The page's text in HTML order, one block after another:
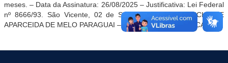
meses. – Data da Assinatura: 26/08/2025 – Justificativa: Lei Federal
nº 8666/93. São Vicente, 02 de Setembro de 2025.
MICHELLE
APARCEIDA DE MELO PARAGUAI – SECRETARIA DE EDUCAÇÃO